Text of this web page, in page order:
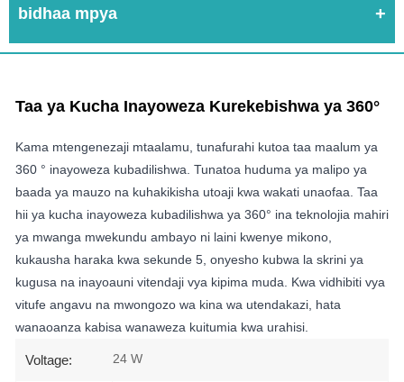
bidhaa mpya
Taa ya Kucha Inayoweza Kurekebishwa ya 360°
Kama mtengenezaji mtaalamu, tunafurahi kutoa taa maalum ya
360 ° inayoweza kubadilishwa. Tunatoa huduma ya malipo ya
baada ya mauzo na kuhakikisha utoaji kwa wakati unaofaa. Taa
hii ya kucha inayoweza kubadilishwa ya 360° ina teknolojia mahiri
ya mwanga mwekundu ambayo ni laini kwenye mikono,
kukausha haraka kwa sekunde 5, onyesho kubwa la skrini ya
kugusa na inayoauni vitendaji vya kipima muda. Kwa vidhibiti vya
vitufe angavu na mwongozo wa kina wa utendakazi, hata
wanaoanza kabisa wanaweza kuitumia kwa urahisi.
Voltage: 24 W